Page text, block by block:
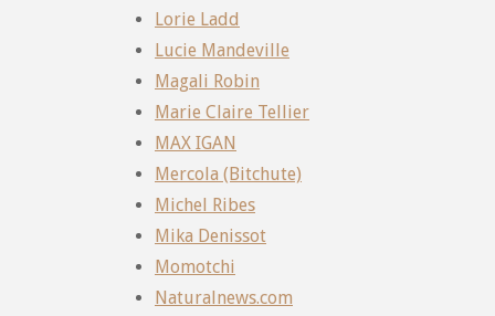
Lorie Ladd
Lucie Mandeville
Magali Robin
Marie Claire Tellier
MAX IGAN
Mercola (Bitchute)
Michel Ribes
Mika Denissot
Momotchi
Naturalnews.com